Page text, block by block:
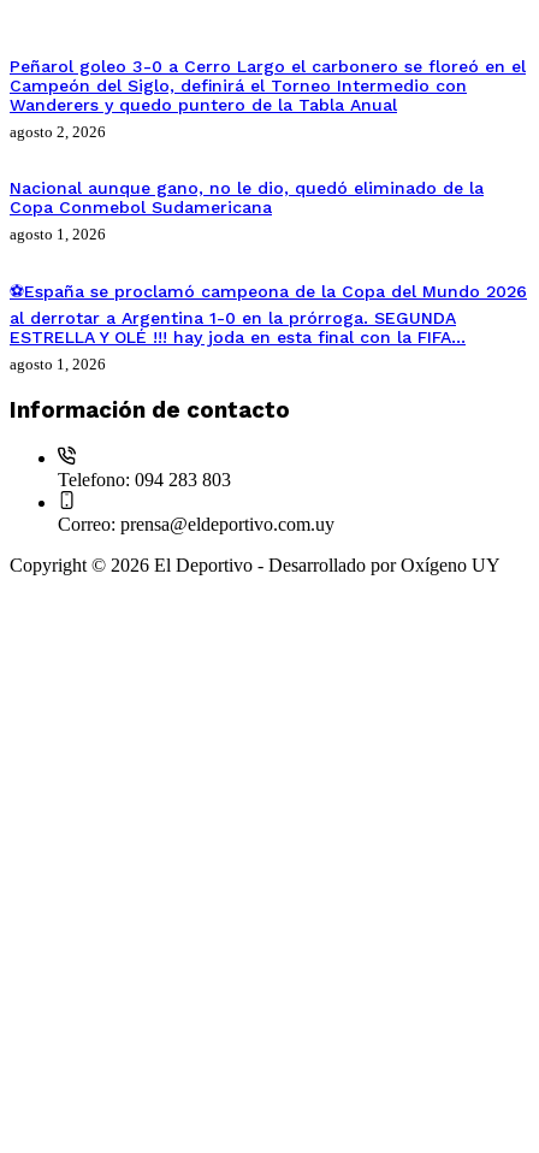
Peñarol goleo 3-0 a Cerro Largo el carbonero se floreó en el
Campeón del Siglo, definirá el Torneo Intermedio con
Wanderers y quedo puntero de la Tabla Anual
agosto 2, 2026
Nacional aunque gano, no le dio, quedó eliminado de la
Copa Conmebol Sudamericana
agosto 1, 2026
⚽España se proclamó campeona de la Copa del Mundo 2026
al derrotar a Argentina 1-0 en la prórroga. SEGUNDA
ESTRELLA Y OLÉ !!! hay joda en esta final con la FIFA…
agosto 1, 2026
Información de contacto
Telefono: 094 283 803
Correo: prensa@eldeportivo.com.uy
Copyright © 2026 El Deportivo - Desarrollado por Oxígeno UY